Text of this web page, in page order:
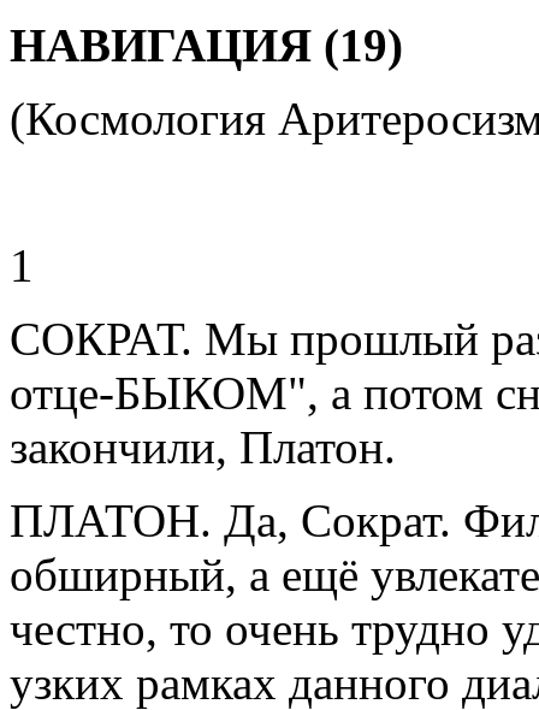
НАВИГАЦИЯ (19)
(Космология
1
СОКРАТ. Мы прошлый раз
отце-БЫКОМ", а потом
закончили, Платон.
ПЛАТОН. Да, Сократ.
обширный, а ещё
честно, то очень трудно
узких рамках данного